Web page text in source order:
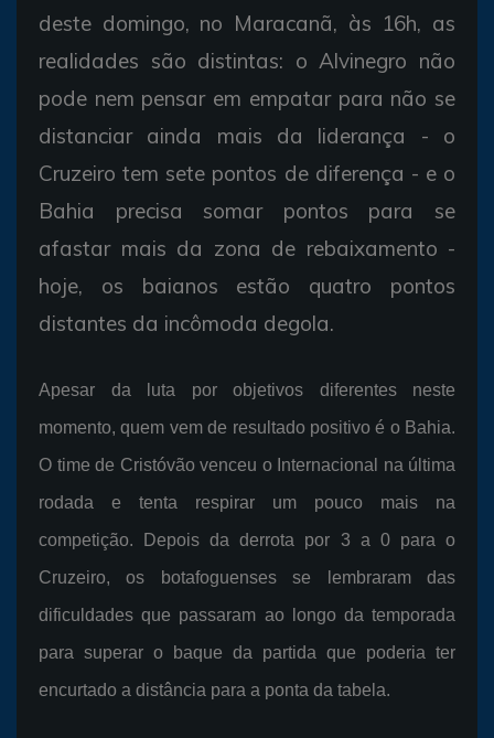
deste domingo, no Maracanã, às 16h, as
realidades são distintas: o Alvinegro não
pode nem pensar em empatar para não se
distanciar ainda mais da liderança - o
Cruzeiro tem sete pontos de diferença - e o
Bahia precisa somar pontos para se
afastar mais da zona de rebaixamento -
hoje, os baianos estão quatro pontos
distantes da incômoda degola.
Apesar da luta por objetivos diferentes neste
momento, quem vem de resultado positivo é o Bahia.
O time de Cristóvão venceu o Internacional na última
rodada e tenta respirar um pouco mais na
competição. Depois da derrota por 3 a 0 para o
Cruzeiro, os botafoguenses se lembraram das
dificuldades que passaram ao longo da temporada
para superar o baque da partida que poderia ter
encurtado a distância para a ponta da tabela.